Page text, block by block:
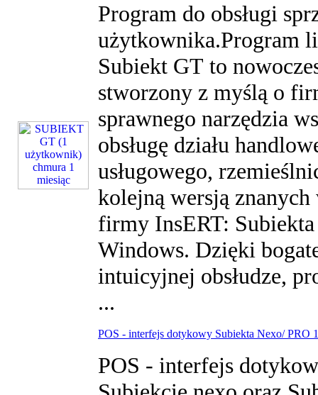
Program do obsługi
użytkownika.Program
Subiekt GT to
stworzony z myślą o
sprawnego narzędzia
obsługę działu
usługowego,
kolejną wersją znanych
firmy InsERT:
Windows. Dzięki
intuicyjnej obsłudze,
...
POS - interfejs dotykowy Subiekta Nexo/ PRO
POS - interfejs